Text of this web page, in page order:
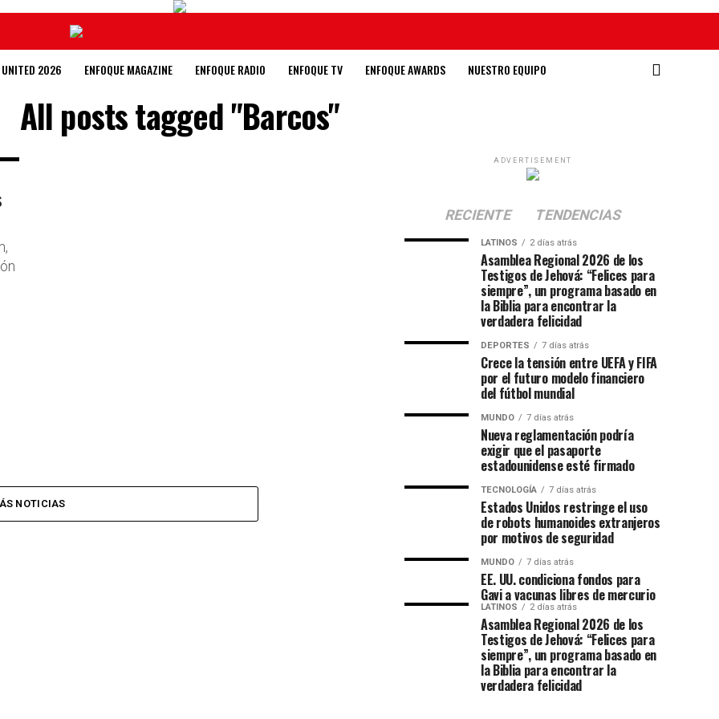
2026 ENFOQUE MAGAZINE ENFOQUE RADIO ENFOQUE TV ENFOQUE AWARDS NUESTRO EQUIPO
All posts tagged "Barcos"
NOTICIAS
ADVERTISEMENT
RECIENTE TENDENCIAS
LATINOS 2 días atrás
Asamblea Regional 2026 de los
Testigos de Jehová: “Felices para
siempre”, un programa basado en
la Biblia para encontrar la
verdadera felicidad
DEPORTES 7 días atrás
Crece la tensión entre UEFA y FIFA
por el futuro modelo financiero
del fútbol mundial
MUNDO 7 días atrás
Nueva reglamentación podría
exigir que el pasaporte
estadounidense esté firmado
TECNOLOGÍA 7 días atrás
Estados Unidos restringe el uso
de robots humanoides extranjeros
por motivos de seguridad
MUNDO 7 días atrás
EE. UU. condiciona fondos para
Gavi a vacunas libres de mercurio
LATINOS 2 días atrás
Asamblea Regional 2026 de los
Testigos de Jehová: “Felices para
siempre”, un programa basado en
la Biblia para encontrar la
verdadera felicidad